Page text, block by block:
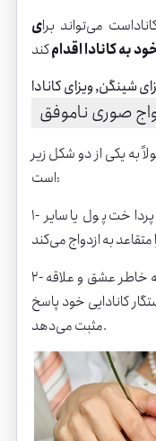
می‌تواند برای
به کانادا اقدام
شینگن, ویزای کانادا
صوری ناموفق
به یکی از دو شکل زیر
است:
۱- فرد علاقه‌مند به مهاجرت به کانادا با پرداخت پول یا سایر
۲- فرد علاقه مند به مهاجرت به کانادا نه به خاطر عشق و علاقه
کانادایی خود پاسخ
مثبت می‌دهد.